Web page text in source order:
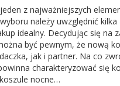
z najważniejszych
należy uwzględnić
idealny. Decydując się na
być pewnym, że nową
jak i partner. Na co
charakteryzować się
nocne…